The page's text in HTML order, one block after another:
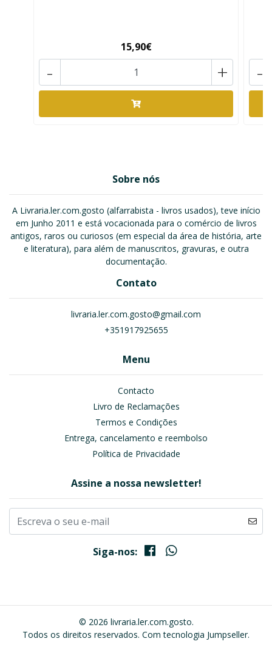
15,90€
+
- -
Sobre nós
A Livraria.ler.com.gosto (alfarrabista - livros usados), teve início
em Junho 2011 e está vocacionada para o comércio de livros
antigos, raros ou curiosos (em especial da área de história, arte
e literatura), para além de manuscritos, gravuras, e outra
documentação.
Contato
livraria.ler.com.gosto@gmail.com
+351917925655
Menu
Contacto
Livro de Reclamações
Termos e Condições
Entrega, cancelamento e reembolso
Política de Privacidade
Assine a nossa newsletter!
Siga-nos:
© 2026 livraria.ler.com.gosto.
Todos os direitos reservados. Com tecnologia Jumpseller.